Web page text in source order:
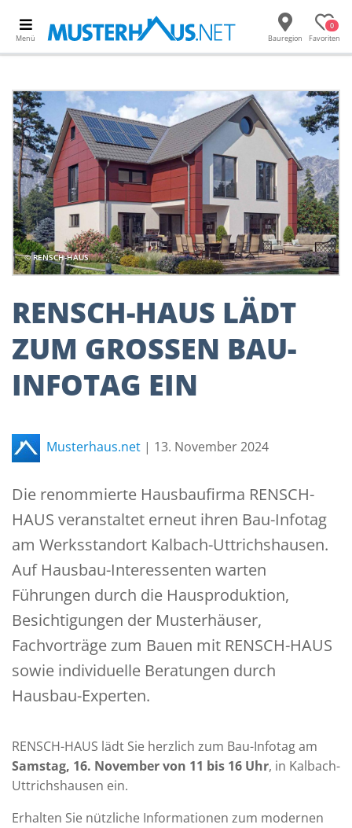
Menü Bauregion
0
Favoriten
© RENSCH-HAUS
RENSCH-HAUS LÄDT
ZUM GROSSEN BAU-I
NFOTAG EIN
Musterhaus.net | 13. November 2024
Die renommierte Hausbaufirma RENSCH-
HAUS veranstaltet erneut ihren Bau-Infotag
am Werksstandort Kalbach-Uttrichshausen.
Auf Hausbau-Interessenten warten
Führungen durch die Hausproduktion,
Besichtigungen der Musterhäuser,
Fachvorträge zum Bauen mit RENSCH-HAUS
sowie individuelle Beratungen durch
Hausbau-Experten.
RENSCH-HAUS lädt Sie herzlich zum Bau-Infotag am
Samstag, 16. November von 11 bis 16 Uhr, in Kalbach-
Uttrichshausen ein.
Erhalten Sie nützliche Informationen zum modernen